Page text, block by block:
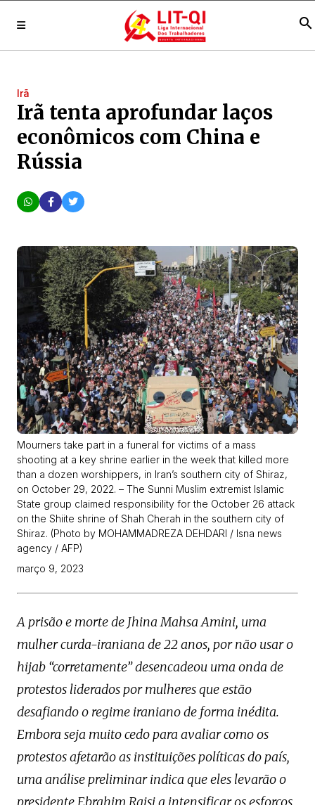
search
Irã
Irã tenta aprofundar laços
econômicos com China e
Rússia
Mourners take part in a funeral for victims of a mass
shooting at a key shrine earlier in the week that killed more
than a dozen worshippers, in Iran’s southern city of Shiraz,
on October 29, 2022. – The Sunni Muslim extremist Islamic
State group claimed responsibility for the October 26 attack
on the Shiite shrine of Shah Cherah in the southern city of
Shiraz. (Photo by MOHAMMADREZA DEHDARI / Isna news
agency / AFP)
março 9, 2023
A prisão e morte de Jhina Mahsa Amini, uma
mulher curda-iraniana de 22 anos, por não usar o
hijab “corretamente” desencadeou uma onda de
protestos liderados por mulheres que estão
desafiando o regime iraniano de forma inédita.
Embora seja muito cedo para avaliar como os
protestos afetarão as instituições políticas do país,
uma análise preliminar indica que eles levarão o
presidente Ebrahim Raisi a intensificar os esforços